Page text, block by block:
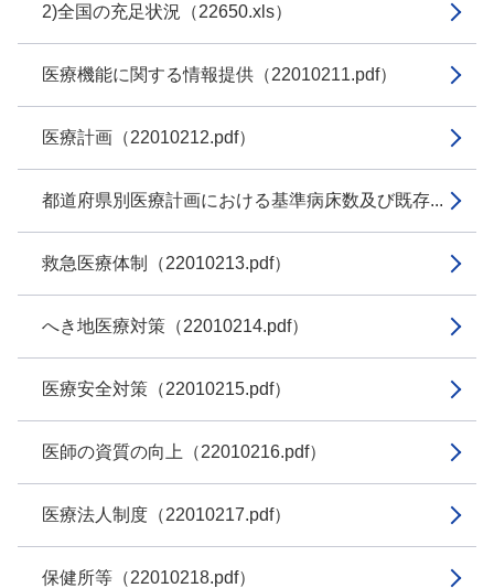
2)全国の充足状況（22650.xls）
医療機能に関する情報提供（22010211.pdf）
医療計画（22010212.pdf）
都道府県別医療計画における基準病床数及び既存...
救急医療体制（22010213.pdf）
へき地医療対策（22010214.pdf）
医療安全対策（22010215.pdf）
医師の資質の向上（22010216.pdf）
医療法人制度（22010217.pdf）
保健所等（22010218.pdf）